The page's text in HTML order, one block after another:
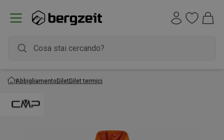
AbbigliamentoGiletGilet termici